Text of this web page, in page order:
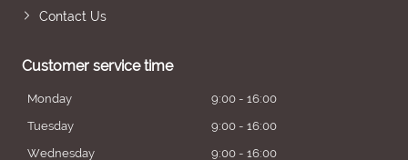
Contact Us
Customer service time
Monday
9:00 - 16:00
Tuesday
9:00 - 16:00
Wednesday
9:00 - 16:00